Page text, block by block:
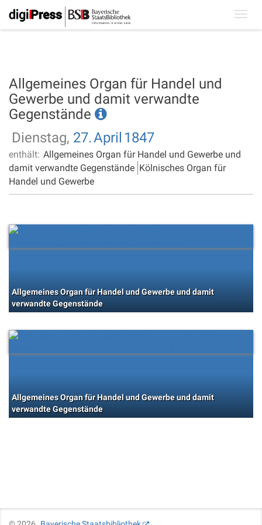
Allgemeines Organ für Handel und
Gewerbe und damit verwandte
Gegenstände
Dienstag, 27.April 1847
enthält: Allgemeines Organ für Handel und Gewerbe und
damit verwandte Gegenstände Kölnisches Organ für
Handel und Gewerbe
Allgemeines Organ für Handel und Gewerbe und damit
verwandte Gegenstände
Allgemeines Organ für Handel und Gewerbe und damit
verwandte Gegenstände